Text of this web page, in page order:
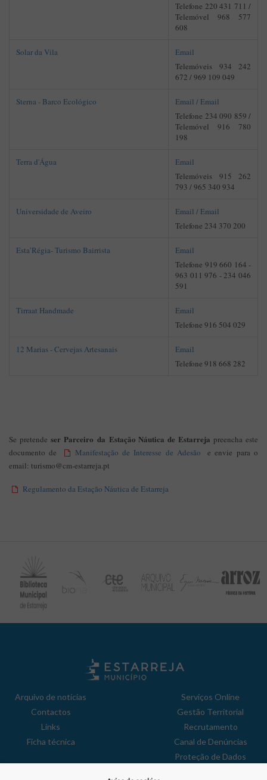
Telefone 220 431 711 /
Telemóvel 968 577
608
Solar da Vila
Email
Telemóveis 934 242
672 / 969 109 049
Sterna - Barco Ecológico Email / Email
Telefone 234 090 859 /
Telemóvel 916 780
198
Terra d'Água
Email
Telemóveis 915 262
793 / 965 340 934
Universidade de Aveiro Email / Email
Telefone 234 370 200
Esta’Régia- Turismo Bairrista
Email
Telefone 919 660 164 -
963 011 976 - 234 046
591
Tirraat Handmade
Email
Telefone 916 504 029
12 Marias - Cervejas Artesanais
Email
Telefone 918 668 282
Se pretende ser Parceiro da Estação Náutica de Estarreja preencha este
documento de
Manifestação de Interesse de Adesão
e envie para o
email: turismo@cm-estarreja.pt
Regulamento da Estação Náutica de Estarreja
Arquivo de notícias
Contactos
Links
Ficha técnica
Serviços Online
Gestão Territorial
Recrutamento
Canal de Denúncias
Proteção de Dados